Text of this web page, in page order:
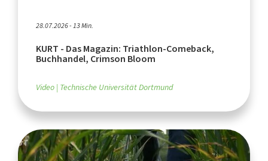
28.07.2026 - 13 Min.
KURT - Das Magazin: Triathlon-Comeback,
Buchhandel, Crimson Bloom
Video Technische Universität Dortmund